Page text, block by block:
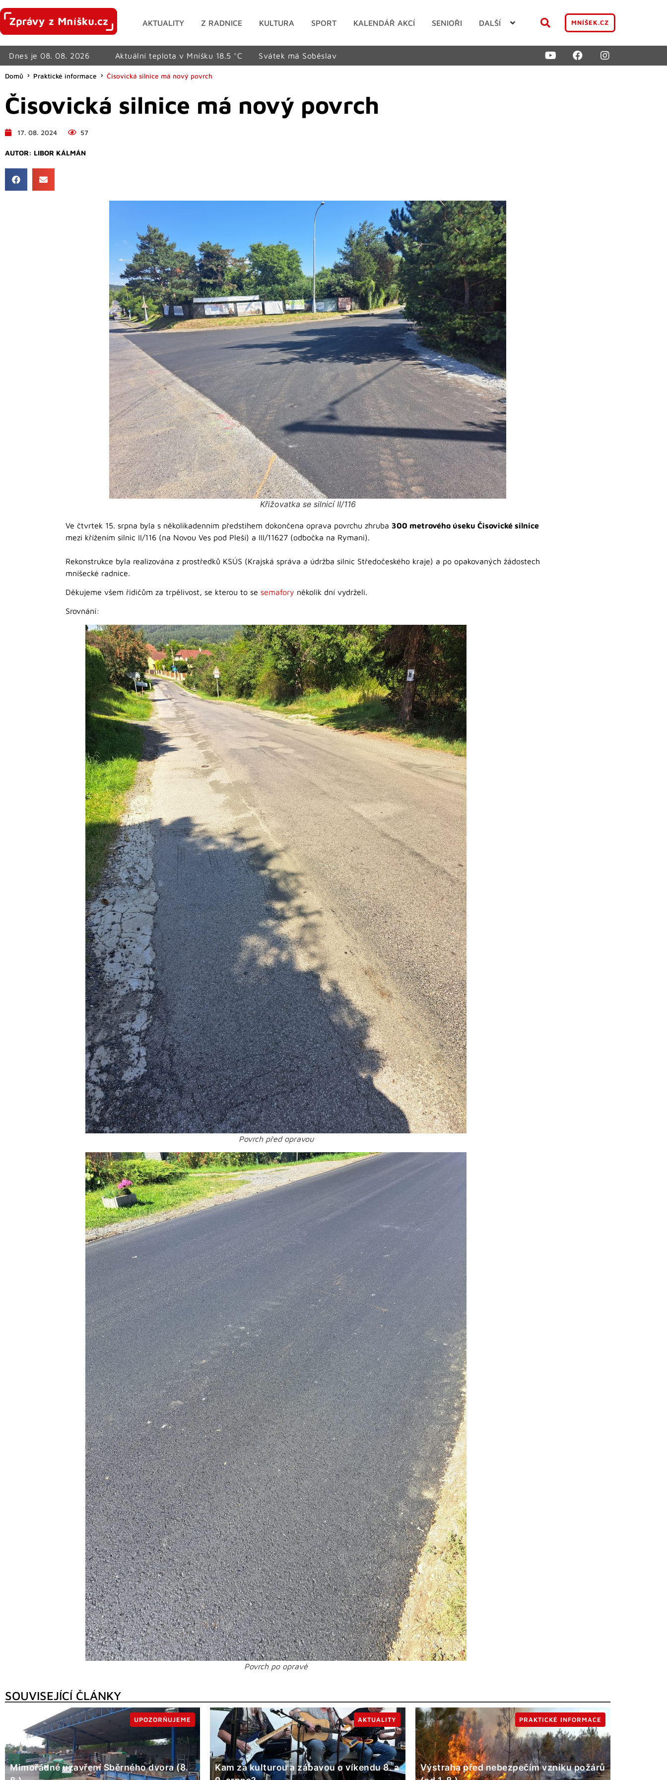
AKTUALITY Z RADNICE KULTURA SPORT KALENDÁŘ AKCÍ SENIOŘI DALŠÍ MNÍŠEK.CZ
Dnes je 08. 08. 2026 Aktuální teplota v Mníšku 18.5 °C Svátek má Soběslav
Domů Praktické informace Čisovická silnice má nový povrch
Čisovická silnice má nový povrch
17. 08. 2024 57
AUTOR: LIBOR KÁLMÁN
Křižovatka se silnicí II/116
Ve čtvrtek 15. srpna byla s několikadenním předstihem dokončena oprava povrchu zhruba 300 metrového úseku Čisovické silnice
mezi křížením silnic II/116 (na Novou Ves pod Pleší) a III/11627 (odbočka na Rymani).
Rekonstrukce byla realizována z prostředků KSÚS (Krajská správa a údržba silnic Středočeského kraje) a po opakovaných žádostech
mníšecké radnice.
Děkujeme všem řidičům za trpělivost, se kterou to se semafory několik dní vydrželi.
Srovnání:
Povrch před opravou
Povrch po opravě
SOUVISEJÍCÍ ČLÁNKY
Mimořádné uzavření Sběrného dvora (8.
UPOZORŇUJEME
Kam za kulturou a zábavou o víkendu 8. a
AKTUALITY
Výstraha před nebezpečím vzniku požárů
PRAKTICKÉ INFORMACE